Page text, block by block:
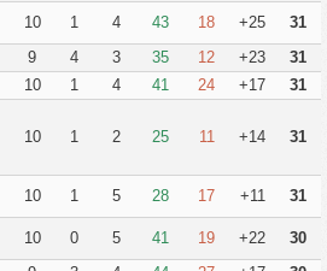
10 1 4 43 18 +25 31
9 4 3 35 12 +23 31
10 1 4 41 24 +17 31
10 1 2 25 11 +14 31
10 1 5 28 17 +11 31
10 0 5 41 19 +22 30